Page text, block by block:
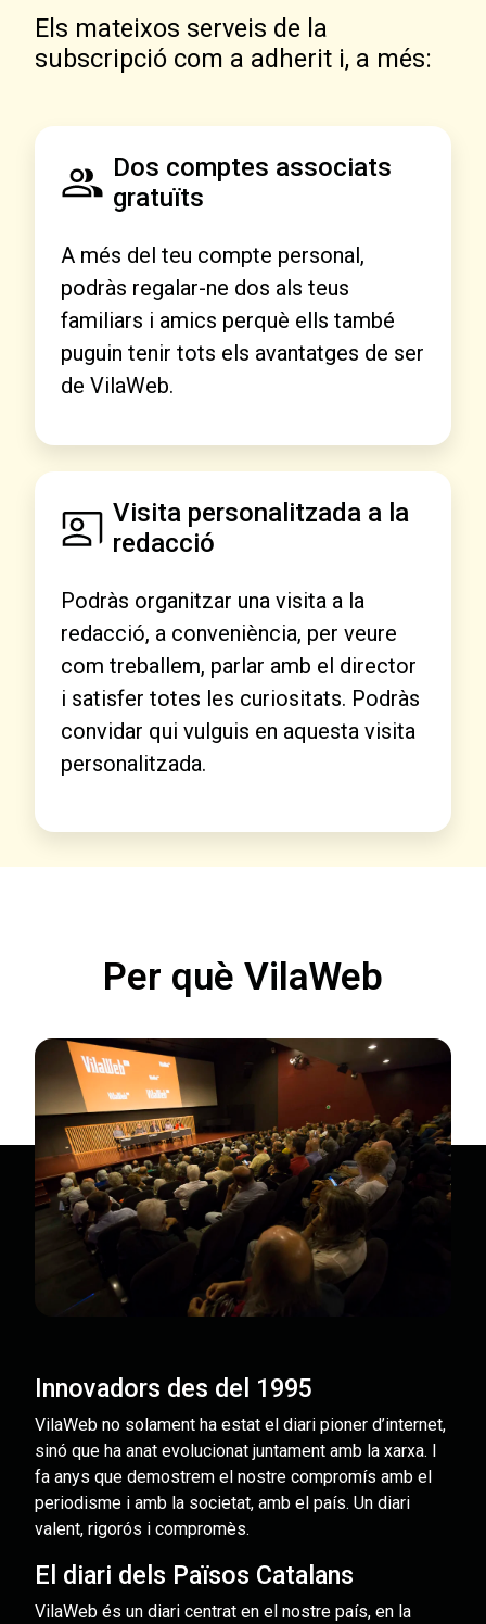
Els mateixos serveis de la
subscripció com a adherit i, a més:
Dos comptes associats
gratuïts
A més del teu compte personal,
podràs regalar-ne dos als teus
familiars i amics perquè ells també
puguin tenir tots els avantatges de ser
de VilaWeb.
Visita personalitzada a la
redacció
Podràs organitzar una visita a la
redacció, a conveniència, per veure
com treballem, parlar amb el director
i satisfer totes les curiositats. Podràs
convidar qui vulguis en aquesta visita
personalitzada.
Per què VilaWeb
Innovadors des del 1995
VilaWeb no solament ha estat el diari pioner d’internet,
sinó que ha anat evolucionat juntament amb la xarxa. I
fa anys que demostrem el nostre compromís amb el
periodisme i amb la societat, amb el país. Un diari
valent, rigorós i compromès.
El diari dels Països Catalans
VilaWeb és un diari centrat en el nostre país, en la